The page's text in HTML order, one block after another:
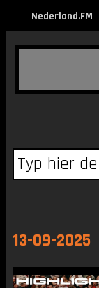
Nederland.FM
13-09-2025